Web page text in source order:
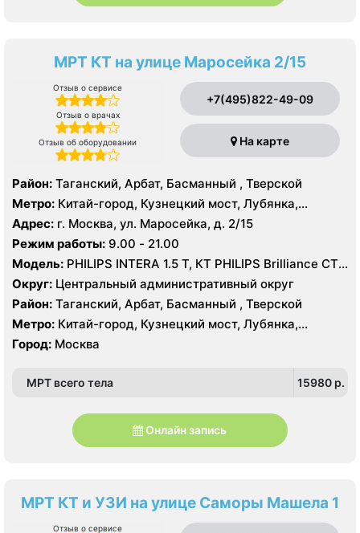
МРТ КТ на улице Маросейка 2/15
Отзыв о сервисе
Отзыв о врачах
Отзыв об оборудовании
+7(495)822-49-09
На карте
Район: Таганский, Арбат, Басманный , Тверской
Метро: Китай-город, Кузнецкий мост, Лубянка,
Охотный ряд, Площадь Революции, Сретенский
бульвар, Театральная
Адрес: г. Москва, ул. Маросейка, д. 2/15
Режим работы: 9.00 - 21.00
Модель: PHILIPS INTERA 1.5 T, КТ PHILIPS Brilliance CT
16 срезов
Округ: Центральный административный округ
Район: Таганский, Арбат, Басманный , Тверской
Метро: Китай-город, Кузнецкий мост, Лубянка,
Охотный ряд, Площадь Революции, Сретенский
бульвар, Театральная
Город: Москва
МРТ всего тела 15980 p.
Онлайн запись
МРТ КТ и УЗИ на улице Саморы Машела 1
Отзыв о сервисе